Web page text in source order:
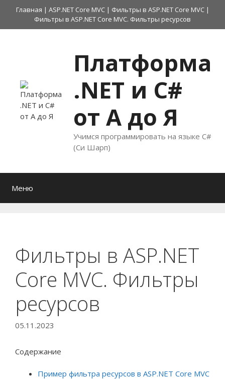
Перейти
содержимому
Главная | ASP.NET Core MVC | Фильтры в ASP.NET Core MVC |
Фильтры в ASP.NET Core MVC. Фильтры ресурсов
Платформа
.NET и C#
от А до Я
Учимся программировать на языке C#
(Си Шарп)
Меню
Фильтры в ASP.NET
Core MVC. Фильтры
ресурсов
05.11.2023
Содержание
Пример фильтра ресурсов в ASP.NET Core MVC